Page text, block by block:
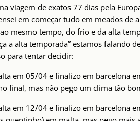
viagem de exatos 77 dias pela
em começar tudo em meados
mesmo tempo, do frio e da alta
a alta temporada” estamos falando
para tentar decidir:
em 05/04 e finalizo em barcelona
final, mas não pego um clima tão
em 12/04 e finalizo em barcelona